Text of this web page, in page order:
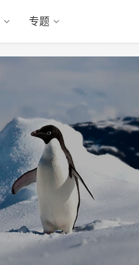
专题